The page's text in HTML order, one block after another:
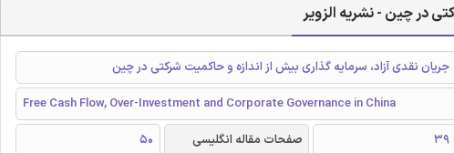
در چین - نشریه الزویر
جریان نقدی آزاد، سرمایه گذاری بیش از اندازه و حاکمیت شرکتی در چین
Free Cash Flow, Over-Investment and Corporate Governance in China
39 صفحات مقاله انگلیسی
50